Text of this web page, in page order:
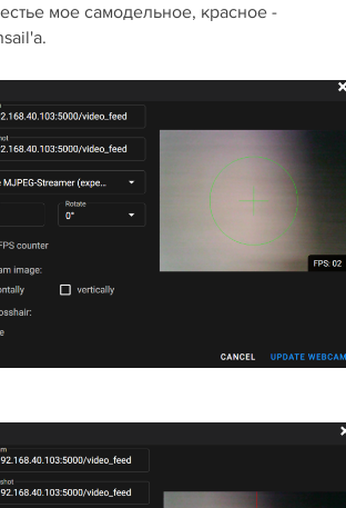
мое самодельное, красное -